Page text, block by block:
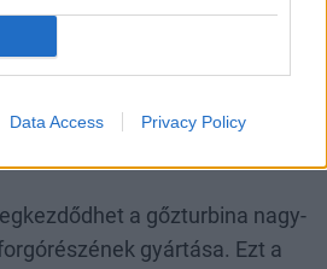
Data Access Privacy Policy
nagyberendezése, a
szolgáló olvadékcsapdája
a telephelyre. Melyik
a gőzturbina nagy-
gyártása. Ezt a